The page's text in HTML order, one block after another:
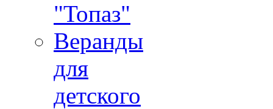
"Топаз"
Веранды
для
детского